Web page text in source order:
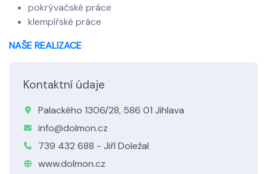
pokrývačské práce
klempířské práce
NAŠE REALIZACE
Kontaktní údaje
Palackého 1306/28, 586 01 Jihlava
info@dolmon.cz
739 432 688 - Jiří Doležal
www.dolmon.cz